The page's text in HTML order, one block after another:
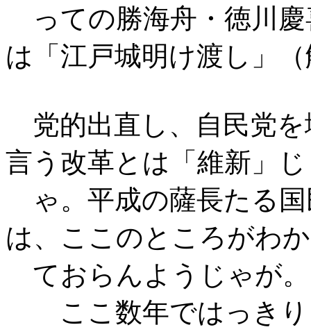
っての勝海舟・徳川
は「江戸城明け渡し」
党的出直し、自民党
言う改革とは「維新」じ
ゃ。平成の薩長たる
は、ここのところがわ
ておらんようじゃが。
ここ数年ではっきり